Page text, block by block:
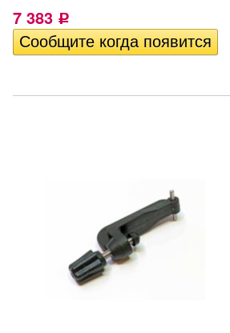
7 383 Р